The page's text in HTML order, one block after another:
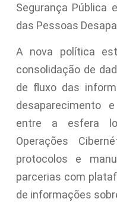
Segurança Pública
das Pessoas
A nova política
consolidação de
de fluxo das
desaparecimento
entre a esfera
Operações
protocolos e
parcerias com
de informações